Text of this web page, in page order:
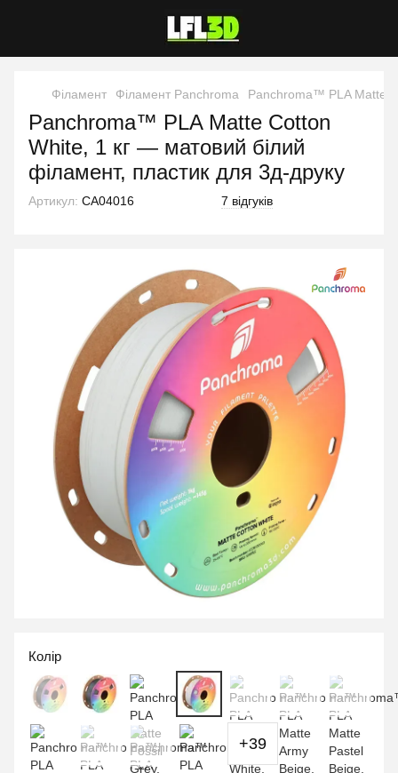
Філамент Філамент Panchroma Panchroma™ PLA Matte
Panchroma™ PLA Matte Cotton
White, 1 кг — матовий білий
філамент, пластик для 3д-друку
Артикул: CA04016 7 відгуків
Колір
+39